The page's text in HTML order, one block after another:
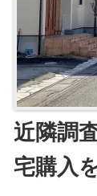
近隣調
宅購入